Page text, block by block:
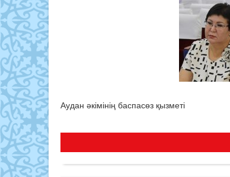
Аудан әкімінің баспасөз қызметі